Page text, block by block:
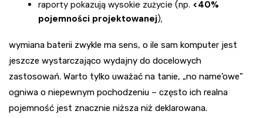
raporty pokazują wysokie zużycie (np. <40%
pojemności projektowanej),
wymiana baterii zwykle ma sens, o ile sam komputer jest
jeszcze wystarczająco wydajny do docelowych
zastosowań. Warto tylko uważać na tanie, „no name’owe”
ogniwa o niepewnym pochodzeniu – często ich realna
pojemność jest znacznie niższa niż deklarowana.